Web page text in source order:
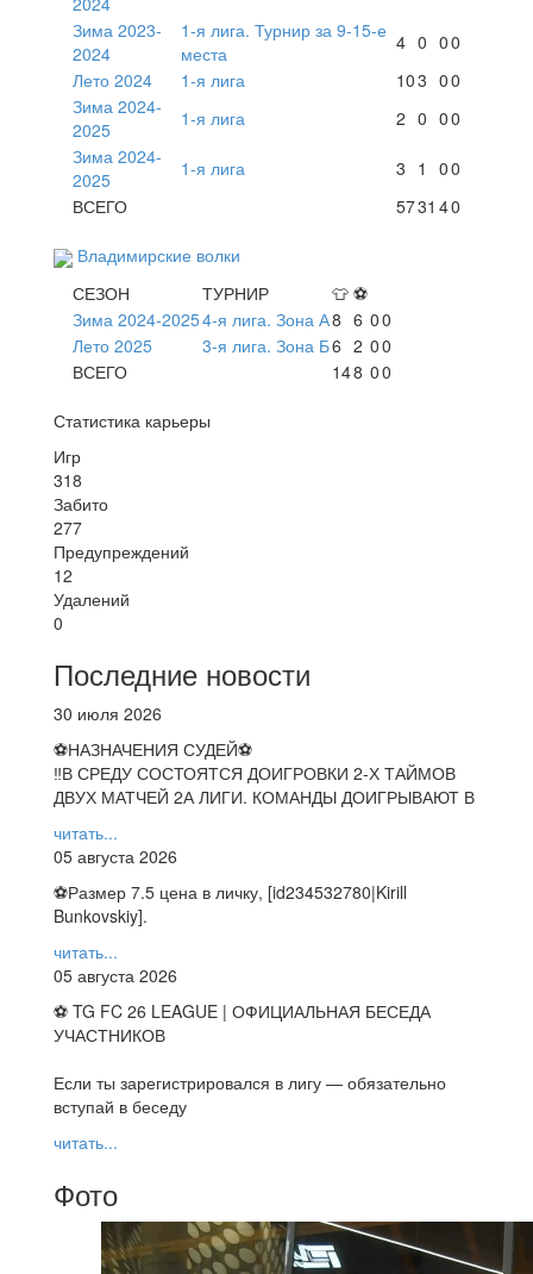
Зима 2023-
2024
1-я лига. Турнир за 9-15-е
места
4 0 00
Лето 2024
1-я лига 103 00
Зима 2024-
2025
1-я лига 2 0 00
Зима 2024-
2025
1-я лига 3 1 00
ВСЕГО
5731 40
Владимирские волки
СЕЗОН
ТУРНИР 👕 ⚽
Зима 2024-20254-я лига. Зона А8 6 00
Лето 2025
3-я лига. Зона Б6 2 00
ВСЕГО
148 00
Статистика карьеры
Игр
318
Забито
277
Предупреждений
12
Удалений
0
Последние новости
30 июля 2026
⚽НАЗНАЧЕНИЯ СУДЕЙ⚽
‼В СРЕДУ СОСТОЯТСЯ ДОИГРОВКИ 2-Х ТАЙМОВ
ДВУХ МАТЧЕЙ 2А ЛИГИ. КОМАНДЫ ДОИГРЫВАЮТ В
читать...
05 августа 2026
⚽️Размер 7.5 цена в личку, [id234532780|Kirill
Bunkovskiy].
читать...
05 августа 2026
⚽ TG FC 26 LEAGUE | ОФИЦИАЛЬНАЯ БЕСЕДА
УЧАСТНИКОВ
Если ты зарегистрировался в лигу — обязательно
вступай в беседу
читать...
Фото